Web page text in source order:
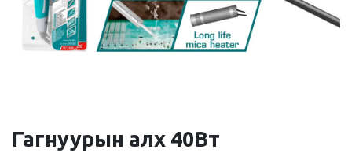
Гагнуурын алх 40Вт